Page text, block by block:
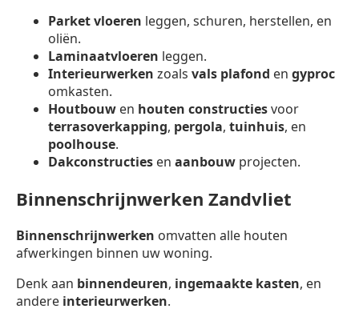
Parket vloeren leggen, schuren, herstellen, en
oliën.
Laminaatvloeren leggen.
Interieurwerken zoals vals plafond en gyproc
omkasten.
Houtbouw en houten constructiesvoor
terrasoverkapping, pergola, tuinhuis, en
poolhouse.
Dakconstructies en aanbouw projecten.
Binnenschrijnwerken Zandvliet
Binnenschrijnwerken omvatten alle houten
afwerkingen binnen uw woning.
Denk aan binnendeuren, ingemaakte kasten, en
andere interieurwerken.